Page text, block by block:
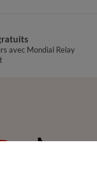
avec Mondial Relay